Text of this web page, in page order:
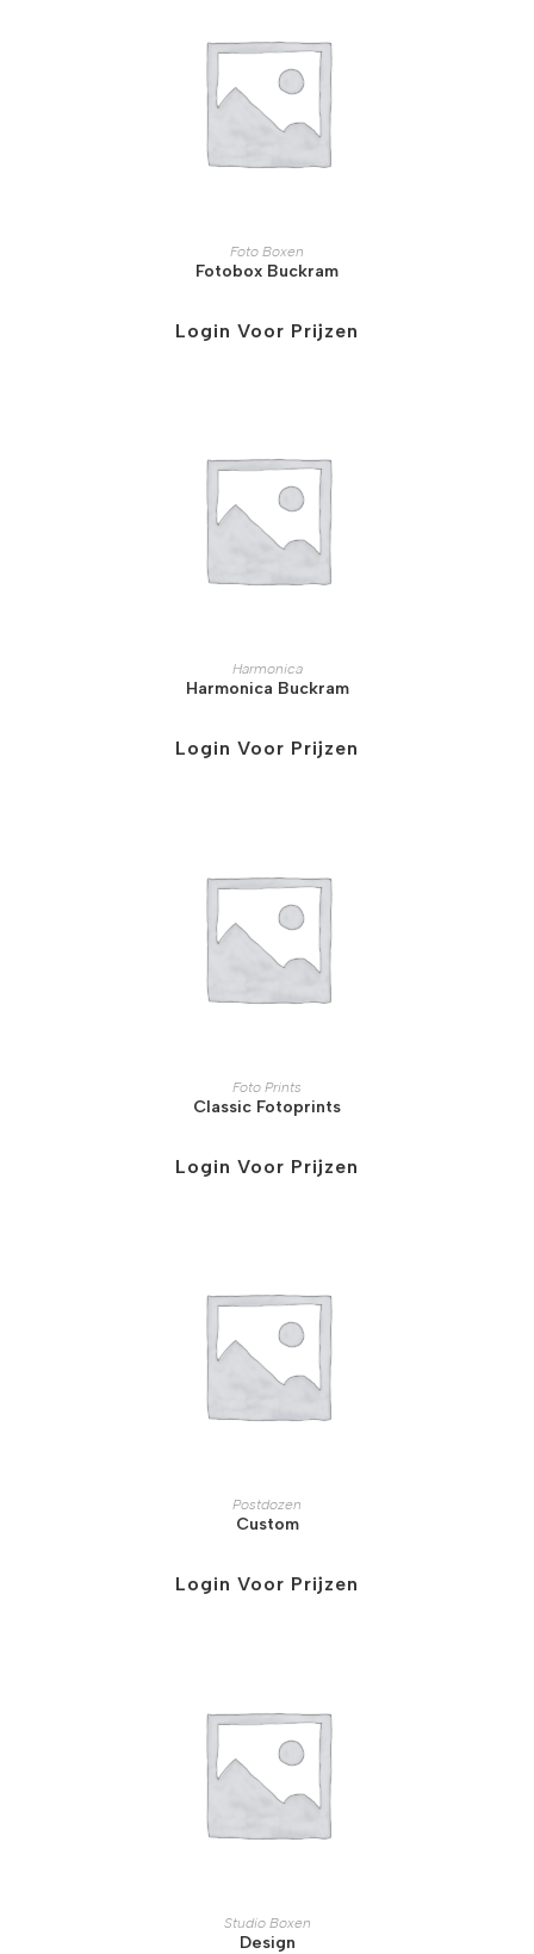
Foto Boxen
Fotobox Buckram
Login Voor Prijzen
Harmonica
Harmonica Buckram
Login Voor Prijzen
Foto Prints
Classic Fotoprints
Login Voor Prijzen
Postdozen
Custom
Login Voor Prijzen
Studio Boxen
Design